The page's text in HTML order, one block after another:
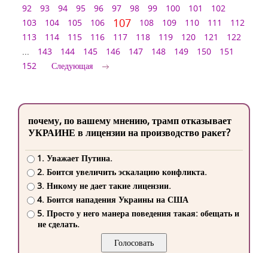
92
93 94 95 96 97 98 99 100 101
102
103
104 105 106 107 108 109 110 111
112
113
114 115 116 117 118 119 120 121
122
...
143 144 145 146 147 148 149 150
151
152
Следующая
почему, по вашему мнению, трамп отказывает
УКРАИНЕ в лицензии на производство ракет?
1. Уважает Путина.
2. Боится увеличить эскалацию конфликта.
3. Никому не дает такие лицензии.
4. Боится нападения Украины на США
5. Просто у него манера поведения такая: обещать и
не сделать.